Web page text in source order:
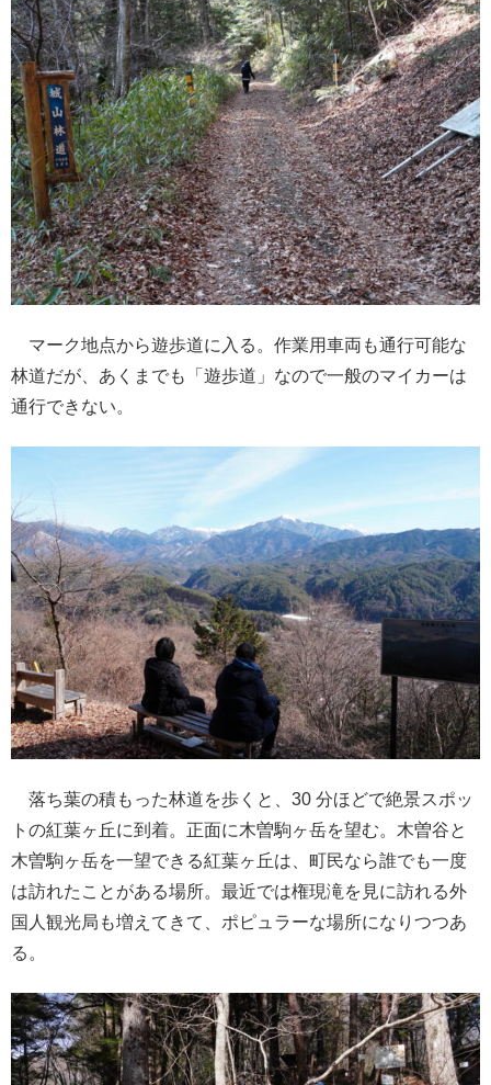
マーク地点から遊歩道に入る。作業用車両も通行可能な
林道だが、あくまでも「遊歩道」なので一般のマイカーは
通行できない。
落ち葉の積もった林道を歩くと、30 分ほどで絶景スポッ
トの紅葉ヶ丘に到着。正面に木曽駒ヶ岳を望む。木曽谷と
木曽駒ヶ岳を一望できる紅葉ヶ丘は、町民なら誰でも一度
は訪れたことがある場所。最近では権現滝を見に訪れる外
国人観光局も増えてきて、ポピュラーな場所になりつつあ
る。